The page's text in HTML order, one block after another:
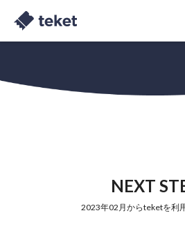
NEXT
2023年02月からteketを利